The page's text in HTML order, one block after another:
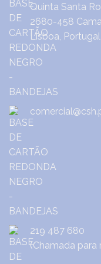
Quinta Santa
2680-458
Lisboa, Portugal
219 487 680
(Chamada para